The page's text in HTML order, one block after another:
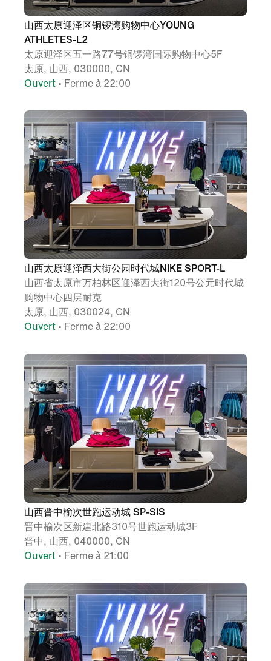
山西太原迎泽区铜锣湾购物中心YOUNG
ATHLETES-L2
太原迎泽区五一路77号铜锣湾国际购物中心5F
太原, 山西, 030000, CN
Ouvert • Ferme à 22:00
山西太原迎泽西大街公园时代城NIKE SPORT-L
山西省太原市万柏林区迎泽西大街120号公元时代城
购物中心四层耐克
太原, 山西, 030024, CN
Ouvert • Ferme à 22:00
山西晋中榆次世跑运动城 SP-SIS
晋中榆次区新建北路310号世跑运动城3F
晋中, 山西, 040000, CN
Ouvert • Ferme à 21:00